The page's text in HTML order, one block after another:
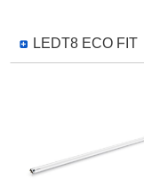
LEDT8 ECO FIT